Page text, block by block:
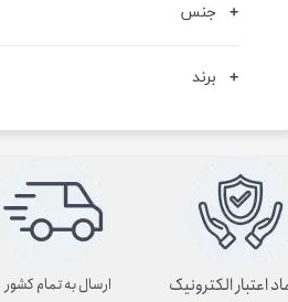
جنس
برند
ارسال به تمام کشور اعتبار الکترونیک